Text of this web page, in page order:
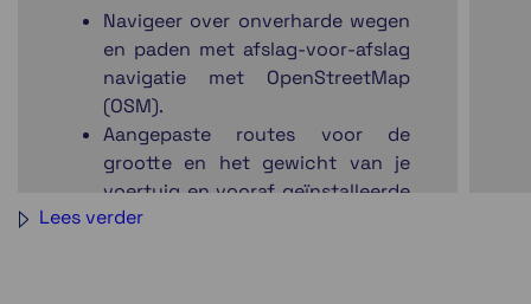
Navigeer over onverharde wegen
en paden met afslag-voor-afslag
navigatie met OpenStreetMap
(OSM).
Aangepaste routes voor de
grootte en het gewicht van je
voertuig en vooraf geïnstalleerde
nuttige punten (POI's) van
Lees verder